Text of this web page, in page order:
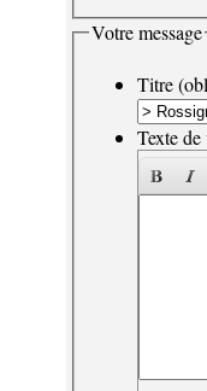
Votre message
Titre
Texte